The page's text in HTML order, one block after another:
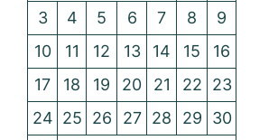
3
4 5 6 7 8
9
10
11 12 13 14 15
16
17
18 19 20 21 22
23
24 25 26 27 28 29
30